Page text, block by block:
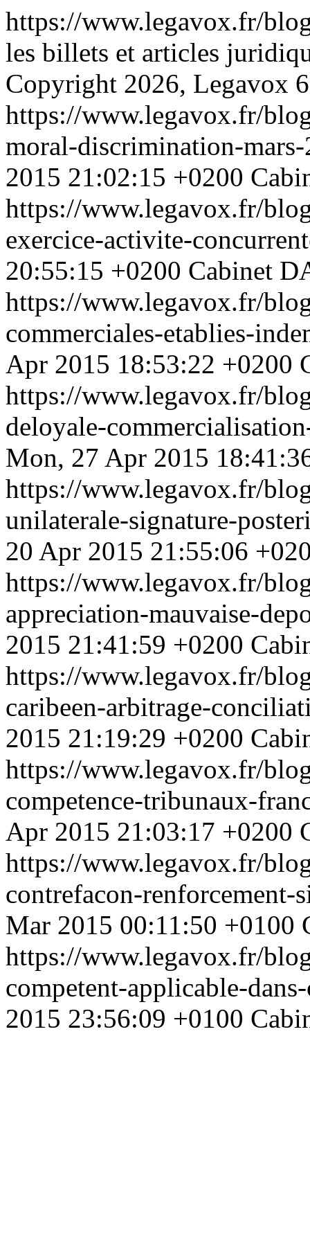
https://www.legavox.fr/
les billets et articles
Copyright 2026, Legavox
https://www.legavox.fr/
moral-discrimination-
2015 21:02:15 +0200
https://www.legavox.fr/
exercice-activite-
20:55:15 +0200 Cabinet
https://www.legavox.fr/
commerciales-etablies-
Apr 2015 18:53:22 +0200
https://www.legavox.fr/
deloyale-
Mon, 27 Apr 2015
https://www.legavox.fr/
unilaterale-signature-
20 Apr 2015 21:55:06
https://www.legavox.fr/
appreciation-mauvaise-
2015 21:41:59 +0200
https://www.legavox.fr/
caribeen-arbitrage-
2015 21:19:29 +0200
https://www.legavox.fr/
competence-tribunaux-
Apr 2015 21:03:17 +0200
https://www.legavox.fr/
contrefacon-
Mar 2015 00:11:50 +0100
https://www.legavox.fr/
competent-applicable-
2015 23:56:09 +0100